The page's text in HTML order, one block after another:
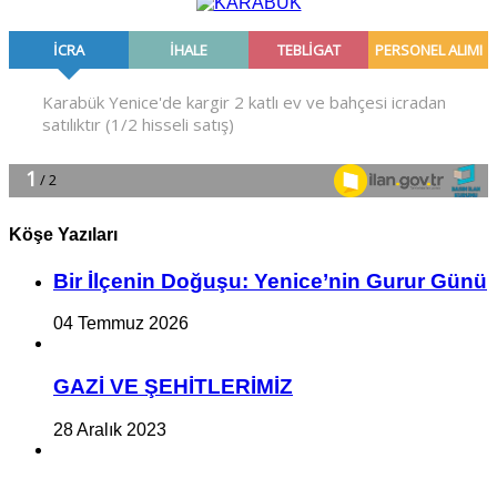
Köşe Yazıları
Bir İlçe­nin Do­ğu­şu: Ye­ni­ce’nin Gurur Günü
04 Temmuz 2026
GAZİ VE ŞEHİTLERİMİZ
28 Aralık 2023